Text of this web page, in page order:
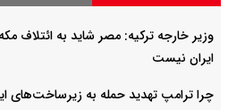
وزیر خارجه ترکیه: مصر شاید به ائتلاف
ایران نیست
چرا ترامپ تهدید حمله به زیرساخت‌های